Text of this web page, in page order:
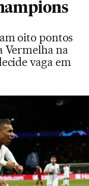
oito pontos
Vermelha na
vaga em